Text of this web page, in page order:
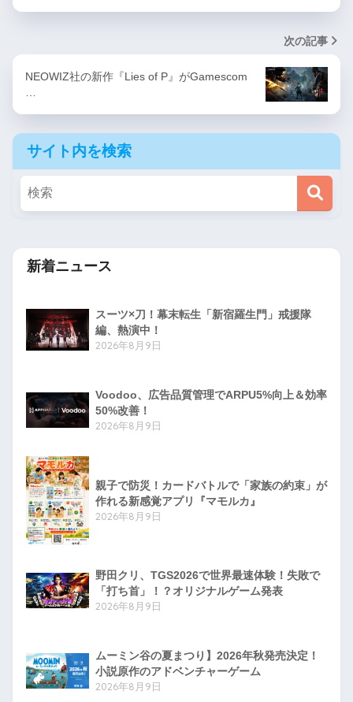
次の記事
NEOWIZ社の新作『Lies of P』がGamescom
サイト内を検索
新着ニュース
スーツ×刀！幕末転生「新宿羅生門」戒援隊
編、熱演中！
2026年8月9日
Voodoo、広告品質管理でARPU5%向上＆効率
50%改善！
2026年8月9日
親子で防災！カードバトルで「家族の約束」が
作れる新感覚アプリ『マモルカ』
2026年8月9日
野田クリ、TGS2026で世界最速体験！失敗で
「打ち首」！？オリジナルゲーム発表
2026年8月9日
ムーミン谷の夏まつり】2026年秋発売決定！
小説原作のアドベンチャーゲーム
2026年8月9日